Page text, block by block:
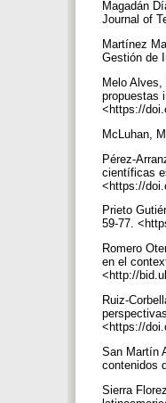
Magadán
Journal of
Martínez
Gestión de
Melo
propuestas
<https://
McLuhan,
Pérez-
científicas
<https://
Prieto
59-77.
Romero
en el
<http://
Ruiz-
<https://
San Martín
contenidos
Sierra